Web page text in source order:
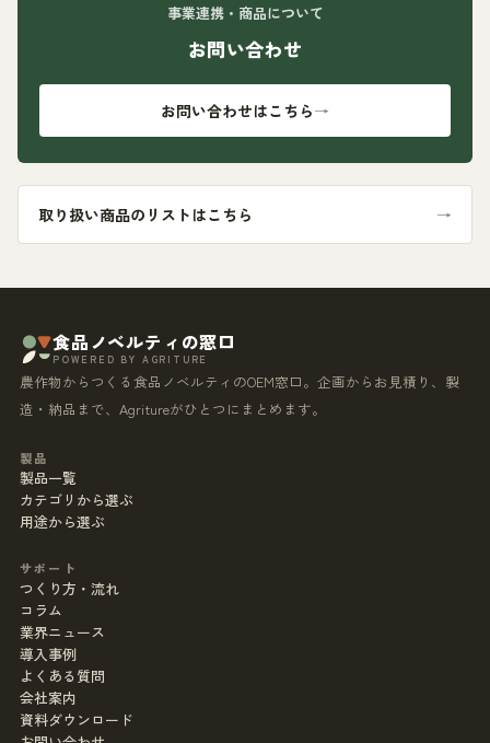
事業連携・商品について
お問い合わせ
お問い合わせはこちら→
取り扱い商品のリストはこちら →
食品ノベルティの窓口
POWERED BY AGRITURE
農作物からつくる食品ノベルティのOEM窓口。企画からお見積り、製
造・納品まで、Agritureがひとつにまとめます。
製品
製品一覧
カテゴリから選ぶ
用途から選ぶ
サポート
つくり方・流れ
コラム
業界ニュース
導入事例
よくある質問
会社案内
資料ダウンロード